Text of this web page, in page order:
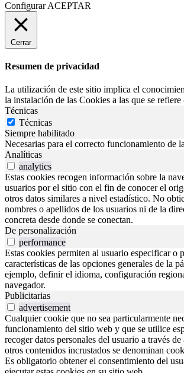
Configurar ACEPTAR
Cerrar
Resumen de privacidad
La utilización de este sitio implica el
la instalación de las Cookies a las que se refiere
Técnicas
Técnicas
Siempre habilitado
Necesarias para el correcto funcionamiento de
Analíticas
analytics
Estas cookies recogen información sobre la
usuarios por el sitio con el fin de conocer el
otros datos similares a nivel estadístico. No
nombres o apellidos de los usuarios ni de la
concreta desde donde se conectan.
De personalización
performance
Estas cookies permiten al usuario especificar o
características de las opciones generales de la
ejemplo, definir el idioma, configuración
navegador.
Publicitarias
advertisement
Cualquier cookie que no sea particularmente
funcionamiento del sitio web y que se utilice
recoger datos personales del usuario a través
otros contenidos incrustados se denominan
Es obligatorio obtener el consentimiento del